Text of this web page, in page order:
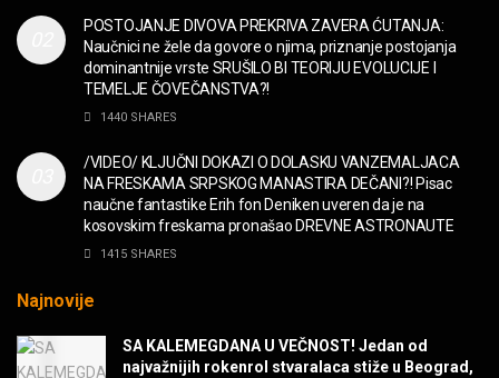
“Missin’ Yo’ Kissin'” BILLY ZZ TOP
MUZIKA
DIVNA! Ogi & Magnifico
FILM
MUZIKA
POSTOJANJE DIVOVA PREKRIVA ZAVERA ĆUTANJA:
Naučnici ne žele da govore o njima, priznanje postojanja
dominantnije vrste SRUŠILO BI TEORIJU EVOLUCIJE I
TEMELJE ČOVEČANSTVA?!
1440 SHARES
/VIDEO/ KLJUČNI DOKAZI O DOLASKU VANZEMALJACA
NA FRESKAMA SRPSKOG MANASTIRA DEČANI?! Pisac
naučne fantastike Erih fon Deniken uveren da je na
kosovskim freskama pronašao DREVNE ASTRONAUTE
1415 SHARES
Najnovije
SA KALEMEGDANA U VEČNOST! Jedan od
najvažnijih rokenrol stvaralaca stiže u Beograd,